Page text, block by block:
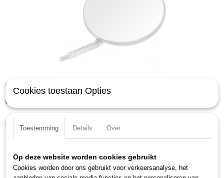
Hazet 1977-2-01 Spiegel rond 50mm
€ 17,78
IN WINKELWAGEN
Cookies toestaan Opties
Toestemming Details Over
Op deze website worden cookies gebruikt
Cookies worden door ons gebruikt voor verkeersanalyse, het